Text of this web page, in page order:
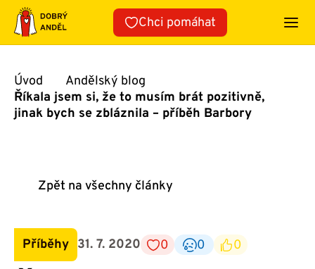
Přeskočit
obsah
Chci pomáhat
Úvod
Andělský blog
Říkala jsem si, že to musím brát pozitivně,
jinak bych se zbláznila – příběh Barbory
Zpět na všechny články
Příběhy 31. 7. 2020 0 0 0